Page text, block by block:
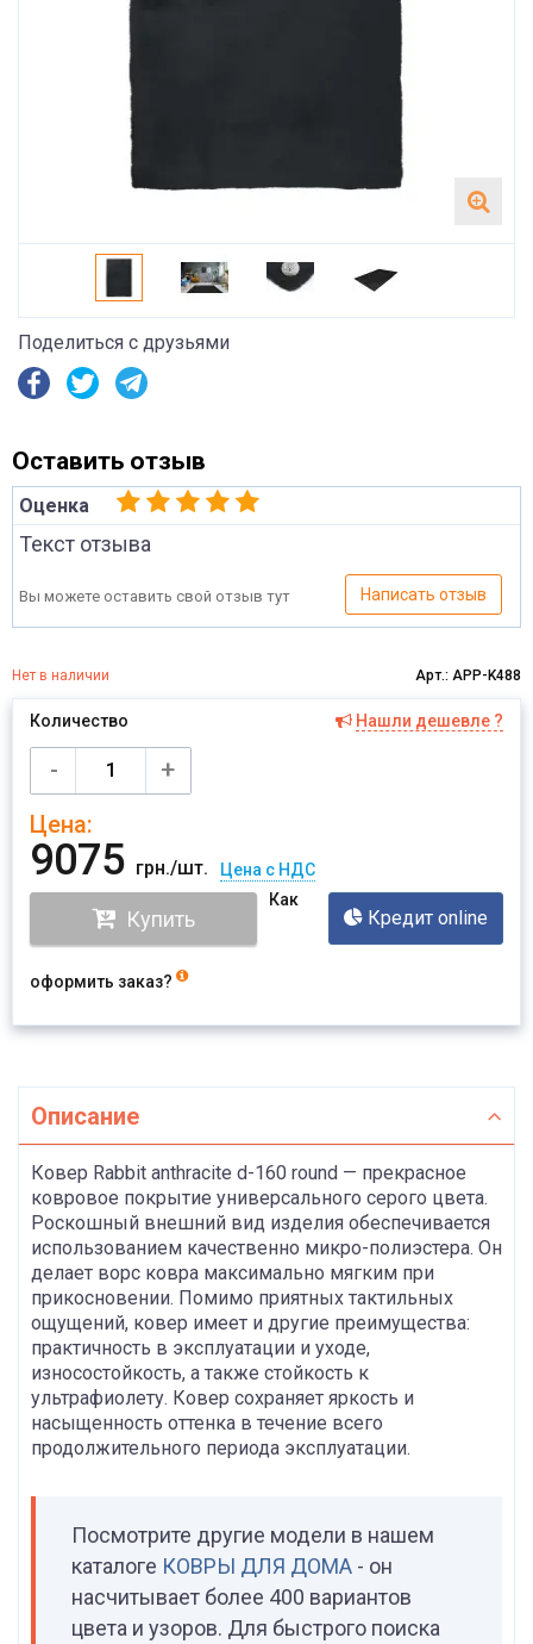
Поделиться с друзьями
Оставить отзыв
Оценка
Текст отзыва
Вы можете оставить свой отзыв тут Написать отзыв
Нет в наличии Арт.: APP-K488
Количество Нашли дешевле ?
-
+
Цена:
9075 грн./шт. Цена с НДС
Купить Кредит online
Как
оформить заказ?
Описание
Ковер Rabbit anthracite d-160 round — прекрасное
ковровое покрытие универсального серого цвета.
Роскошный внешний вид изделия обеспечивается
использованием качественно микро-полиэстера. Он
делает ворс ковра максимально мягким при
прикосновении. Помимо приятных тактильных
ощущений, ковер имеет и другие преимущества:
практичность в эксплуатации и уходе,
износостойкость, а также стойкость к
ультрафиолету. Ковер сохраняет яркость и
насыщенность оттенка в течение всего
продолжительного периода эксплуатации.
Посмотрите другие модели в нашем
каталоге КОВРЫ ДЛЯ ДОМА - он
насчитывает более 400 вариантов
цвета и узоров. Для быстрого поиска